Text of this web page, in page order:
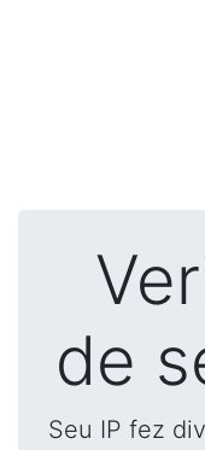
de
Seu IP fez